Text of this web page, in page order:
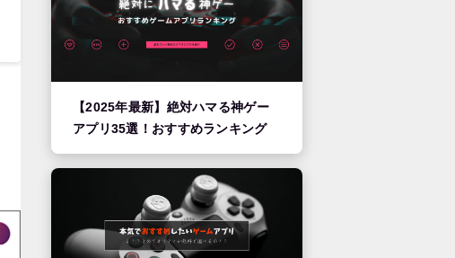
【2025年最新】絶対ハマる神ゲー
アプリ35選！おすすめランキング